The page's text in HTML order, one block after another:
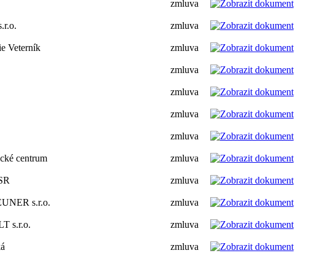
zmluva
zmluva
Veterník
zmluva
zmluva
zmluva
zmluva
zmluva
centrum
zmluva
zmluva
s.r.o.
zmluva
s.r.o.
zmluva
zmluva